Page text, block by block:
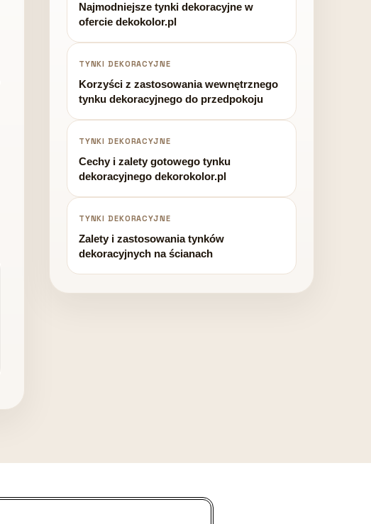
Najmodniejsze tynki dekoracyjne w
ofercie dekokolor.pl
TYNKI DEKORACYJNE
Korzyści z zastosowania wewnętrznego
tynku dekoracyjnego do przedpokoju
TYNKI DEKORACYJNE
Cechy i zalety gotowego tynku
dekoracyjnego dekorokolor.pl
TYNKI DEKORACYJNE
Zalety i zastosowania tynków
dekoracyjnych na ścianach